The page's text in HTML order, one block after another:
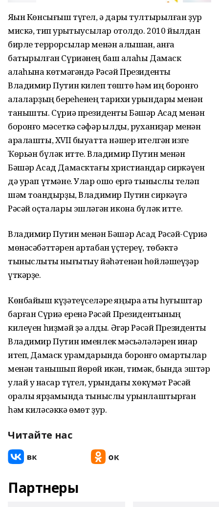
Яҡын Көнсығыш түгел, ә дары тултырылған ҙур
мискә, тип ҡурҡытыусылар отолдо. 2010 йылдан
бирле террорсылар менән алышҡан, ҡанға
батырылған Сүриәнең баш ҡалаһы Дамаск
ҡалаһына көтмәгәндә Рәсәй Президенты
Владимир Путин килеп төштө һәм иң боронғо
ҡалаларҙың береһенең тарихи урындары менән
танышты. Сүриә президенты Бәшәр Асад менән
боронғо мәсеткә сәфәр ҡылды, руханиҙар менән
аралашты, XVII быуатта нәшер ителгән изге
Ҡөрьән бүләк итте. Владимир Путин менән
Бәшәр Асад Дамасктағы христиандар сиркәүен
дә урап үтмәне. Улар ошо ергә тыныслыҡ теләп
шәм тоҡандырҙы, Владимир Путин сиркәүгә
Рәсәй оҫталары эшләгән икона бүләк итте.
Владимир Путин менән Бәшәр Асад Рәсәй-Сүриә
мөнәсәбәттәрен артабан үҫтереү, төбәктә
тыныслыҡты нығытыу йәһәтенән һөйләшеүҙәр
үткәрҙе.
Көнбайыш күҙәтеүселәре яңыраҡ ҡаты һуғыштар
барған Сүриә еренә Рәсәй Президентының
килеүен һиҙмәй ҙә ҡалды. Әгәр Рәсәй Президенты
Владимир Путин именлек мәсьәләләрен инҡар
итеп, Дамаск урамдарында боронғо ҡомартҡылар
менән танышып йөрөй икән, тимәк, бында эштәр
улай уҡ насар түгел, урындағы хөкүмәт Рәсәй
ҡоралы ярҙамында тыныслыҡ урынлаштырған
һәм киләсәккә өмөт ҙур.
Читайте нас
Партнеры